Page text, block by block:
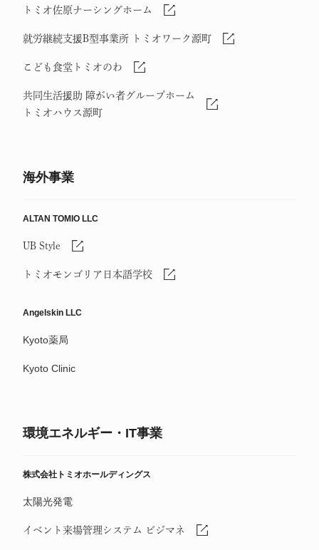
トミオ佐原ナーシングホーム
就労継続支援B型事業所 トミオワーク源町
こども食堂トミオのわ
共同生活援助 障がい者グループホーム
トミオハウス源町
海外事業
ALTAN TOMIO LLC
UB Style
トミオモンゴリア日本語学校
Angelskin LLC
Kyoto薬局
Kyoto Clinic
環境エネルギー・IT事業
株式会社トミオホールディングス
太陽光発電
イベント来場管理システム ビジマネ